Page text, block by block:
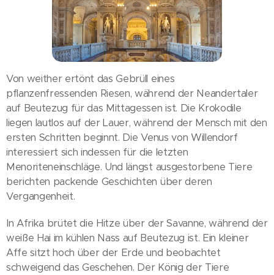
Von weither ertönt das Gebrüll eines
pflanzenfressenden Riesen, während der Neandertaler
auf Beutezug für das Mittagessen ist. Die Krokodile
liegen lautlos auf der Lauer, während der Mensch mit den
ersten Schritten beginnt. Die Venus von Willendorf
interessiert sich indessen für die letzten
Menoriteneinschläge. Und längst ausgestorbene Tiere
berichten packende Geschichten über deren
Vergangenheit.
In Afrika brütet die Hitze über der Savanne, während der
weiße Hai im kühlen Nass auf Beutezug ist. Ein kleiner
Affe sitzt hoch über der Erde und beobachtet
schweigend das Geschehen. Der König der Tiere